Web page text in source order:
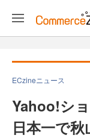
ECzineニュース
Yahoo!シ
日本一で秋